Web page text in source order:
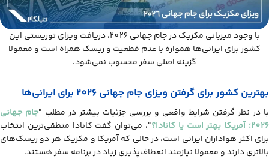
با وجود میزبانی مکزیک در جام جهانی 2026، دریافت ویزای توریستی این
کشور برای ایرانی‌ها همواره با عدم قطعیت و ریسک همراه است و معمولا
گزینه اصلی سفر محسوب نمی‌شود.
بهترین کشور برای گرفتن ویزای جام جهانی 2026 برای ایرانی‌ها
با در نظر گرفتن شرایط واقعی و بررسی جزئیات بیشتر در مطلب "جام جهانی
2026؛ آمریکا بهتر است یا کانادا؟
"، می‌توان گفت کانادا منطقی‌ترین انتخاب
برای اکثر هواداران ایرانی است، در حالی که آمریکا و مکزیک هر دو ریسک‌های
بالاتری دارند و معمولا نیازمند انعطاف‌پذیری زیاد در برنامه سفر هستند.